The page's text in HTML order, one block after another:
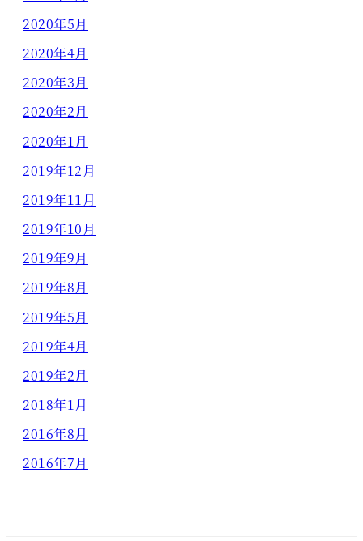
2020年5月
2020年4月
2020年3月
2020年2月
2020年1月
2019年12月
2019年11月
2019年10月
2019年9月
2019年8月
2019年5月
2019年4月
2019年2月
2018年1月
2016年8月
2016年7月